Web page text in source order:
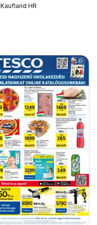
Kaufland HR